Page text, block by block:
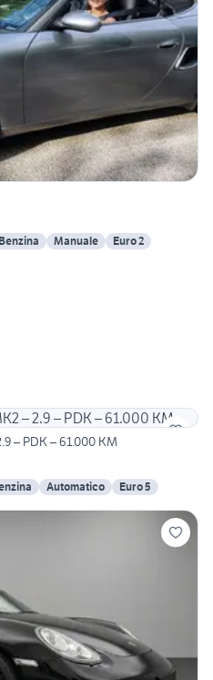
Benzina Manuale Euro 2
– PDK – 61.000 KM
Automatico Euro 5